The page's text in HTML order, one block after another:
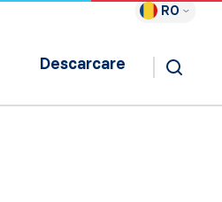
RO
Descarcare